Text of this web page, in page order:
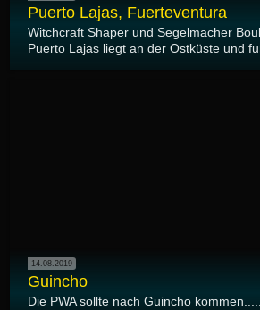
Puerto Lajas, Fuerteventura
Witchcraft Shaper und Segelmacher
Puerto Lajas liegt an der Ostküste und
14.08.2019
Guincho
Die PWA sollte nach Guincho